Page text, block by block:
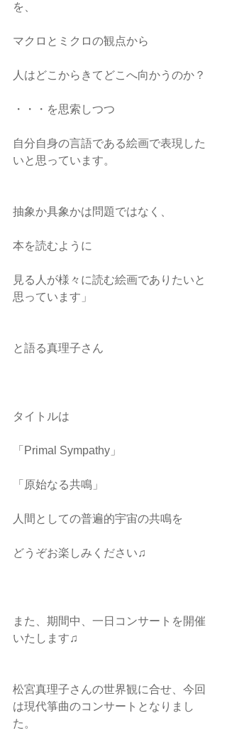
を、
マクロとミクロの観点から
人はどこからきてどこへ向かうのか？
・・・を思索しつつ
自分自身の言語である絵画で表現した
いと思っています。
抽象か具象かは問題ではなく、
本を読むように
見る人が様々に読む絵画でありたいと
思っています」
と語る真理子さん
タイトルは
「Primal Sympathy」
「原始なる共鳴」
人間としての普遍的宇宙の共鳴を
どうぞお楽しみください♫
また、期間中、一日コンサートを開催
いたします♫
松宮真理子さんの世界観に合せ、今回
は現代箏曲のコンサートとなりまし
た。